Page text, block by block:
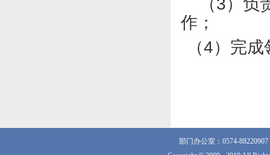
（3）负
作；
（4）完
部门办公室：0574-